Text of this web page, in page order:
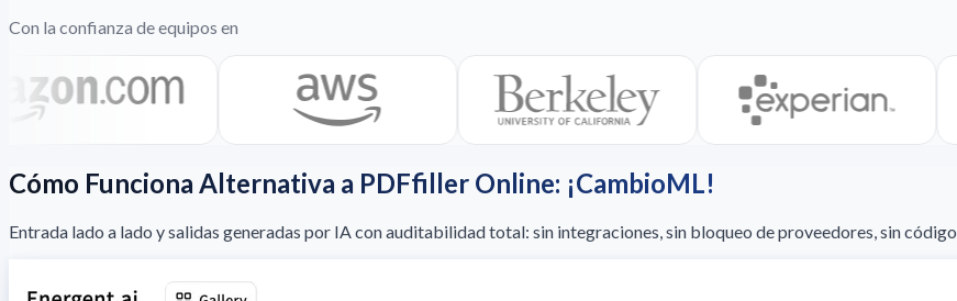
Con la confianza de equipos en
Cómo Funciona Alternativa a PDFfiller Online: ¡CambioML!
Entrada lado a lado y salidas generadas por IA con auditabilidad total: sin integraciones, sin bloqueo de proveedores, sin código.